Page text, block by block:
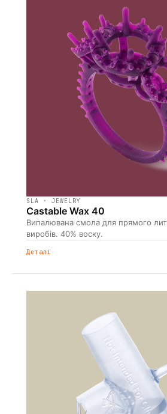
SLA · JEWELRY
Castable Wax 40
Випалювана смола для прямого
виробів. 40% воску.
Деталі